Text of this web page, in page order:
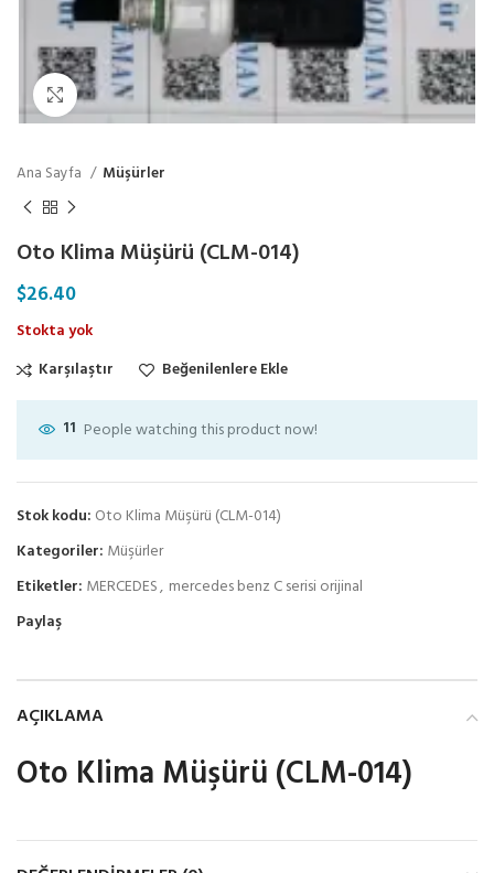
Click to enlarge
Ana Sayfa Müşürler
Oto Klima Müşürü (CLM-014)
$26.40
Stokta yok
Karşılaştır
Beğenilenlere Ekle
11 People watching this product now!
Stok kodu: Oto Klima Müşürü (CLM-014)
Kategoriler: Müşürler
Etiketler: MERCEDES, mercedes benz C serisi orijinal
Paylaş
AÇIKLAMA
Oto Klima Müşürü (CLM-014)